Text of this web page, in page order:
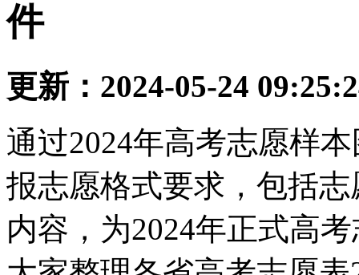
件
更新：2024-05-24
通过2024年高考志愿样
报志愿格式要求，包括
内容，为2024年正式高